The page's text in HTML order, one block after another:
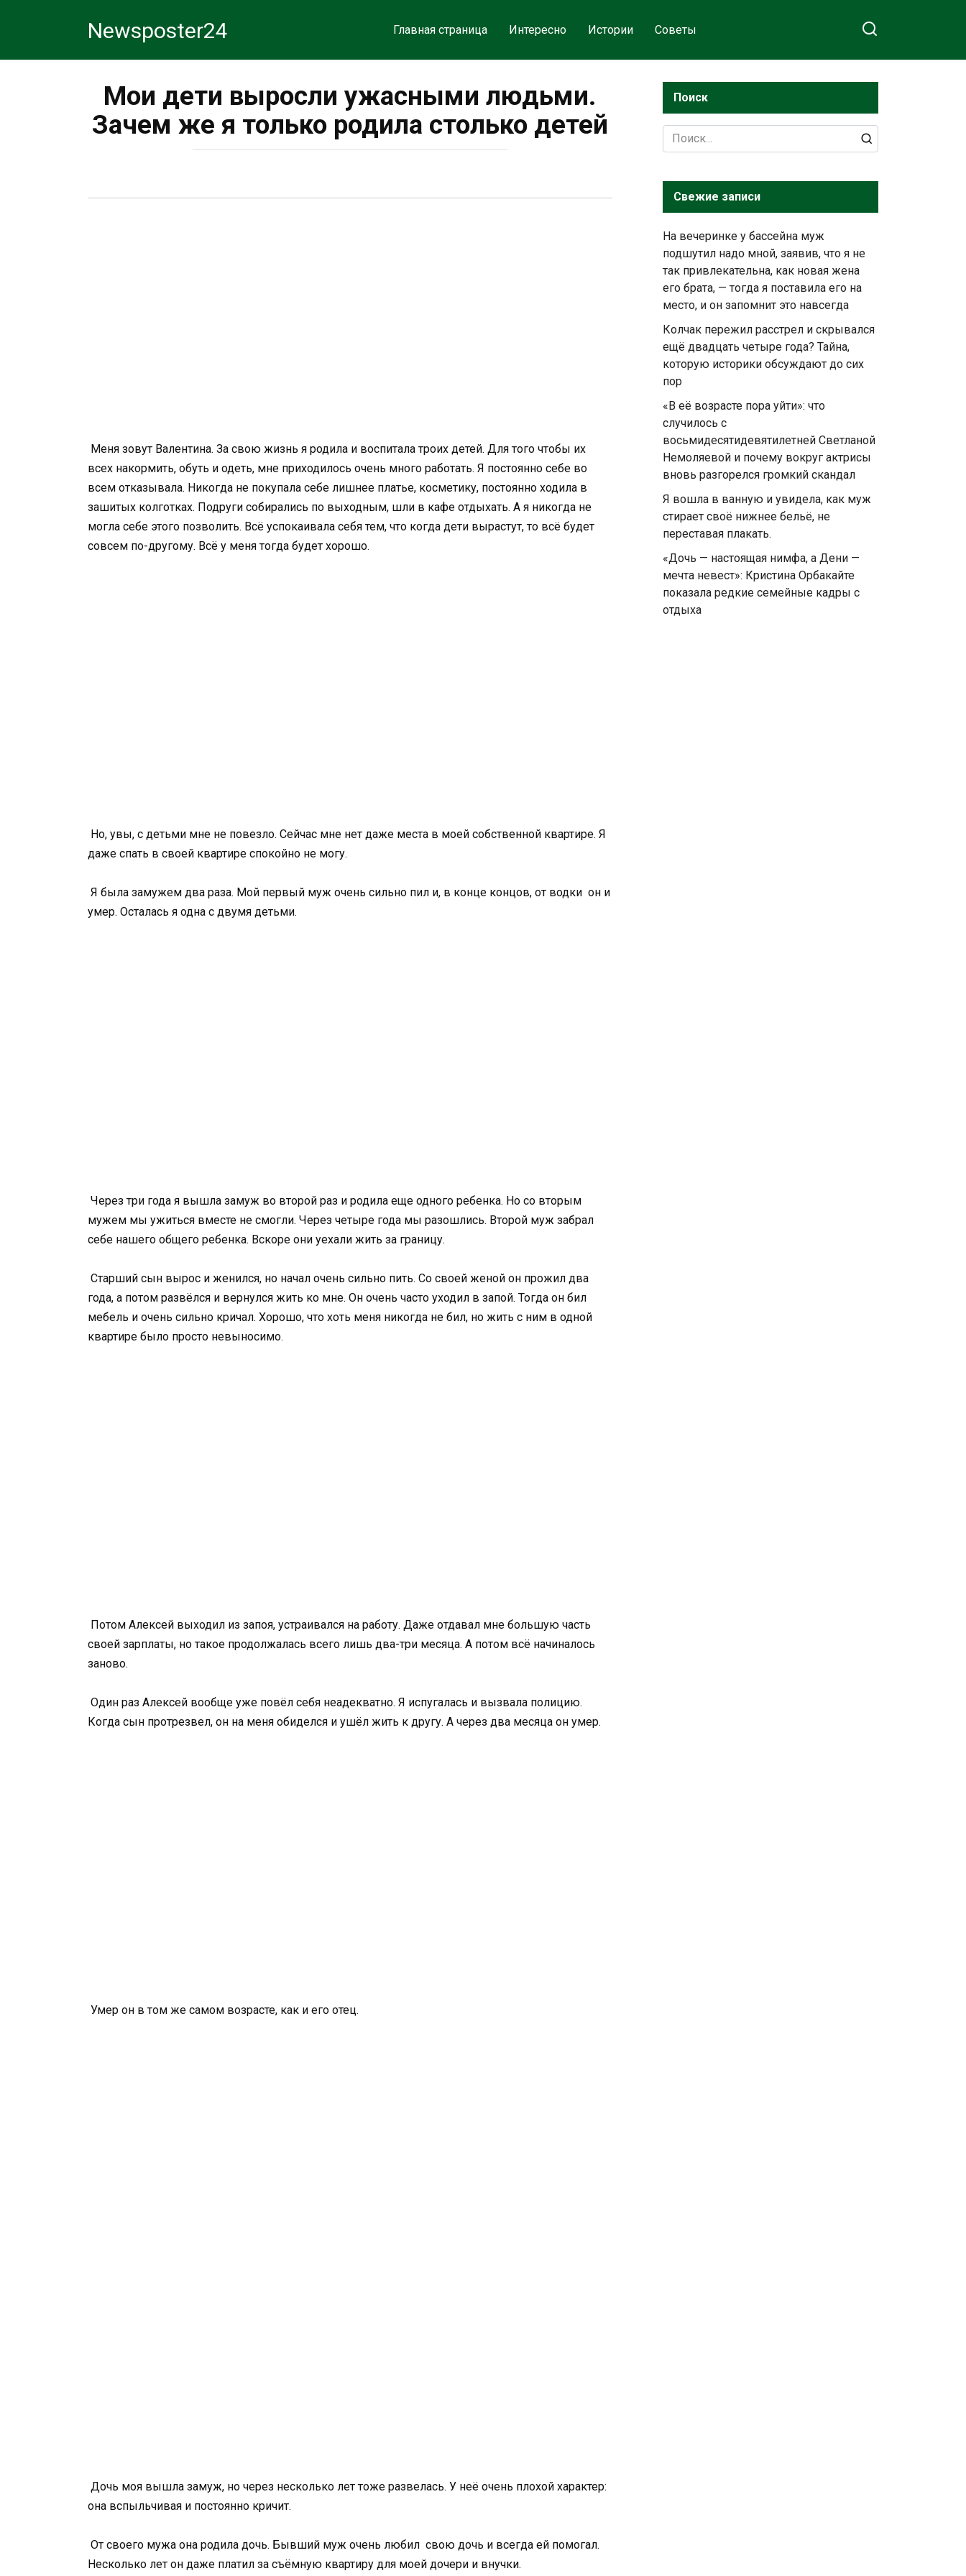
Newsposter24 Главная страница Интересно Истории Советы
Мои дети выросли ужасными людьми.
Зачем же я только родила столько детей
Меня зовут Валентина. За свою жизнь я родила и воспитала троих детей. Для того чтобы их
всех накормить, обуть и одеть, мне приходилось очень много работать. Я постоянно себе во
всем отказывала. Никогда не покупала себе лишнее платье, косметику, постоянно ходила в
зашитых колготках. Подруги собирались по выходным, шли в кафе отдыхать. А я никогда не
могла себе этого позволить. Всё успокаивала себя тем, что когда дети вырастут, то всё будет
совсем по-другому. Всё у меня тогда будет хорошо.
Но, увы, с детьми мне не повезло. Сейчас мне нет даже места в моей собственной квартире. Я
даже спать в своей квартире спокойно не могу.
Я была замужем два раза. Мой первый муж очень сильно пил и, в конце концов, от водки он и
умер. Осталась я одна с двумя детьми.
Через три года я вышла замуж во второй раз и родила еще одного ребенка. Но со вторым
мужем мы ужиться вместе не смогли. Через четыре года мы разошлись. Второй муж забрал
себе нашего общего ребенка. Вскоре они уехали жить за границу.
Старший сын вырос и женился, но начал очень сильно пить. Со своей женой он прожил два
года, а потом развёлся и вернулся жить ко мне. Он очень часто уходил в запой. Тогда он бил
мебель и очень сильно кричал. Хорошо, что хоть меня никогда не бил, но жить с ним в одной
квартире было просто невыносимо.
Потом Алексей выходил из запоя, устраивался на работу. Даже отдавал мне большую часть
своей зарплаты, но такое продолжалась всего лишь два-три месяца. А потом всё начиналось
заново.
Один раз Алексей вообще уже повёл себя неадекватно. Я испугалась и вызвала полицию.
Когда сын протрезвел, он на меня обиделся и ушёл жить к другу. А через два месяца он умер.
Умер он в том же самом возрасте, как и его отец.
Дочь моя вышла замуж, но через несколько лет тоже развелась. У неё очень плохой характер:
она вспыльчивая и постоянно кричит.
От своего мужа она родила дочь. Бывший муж очень любил свою дочь и всегда ей помогал.
Несколько лет он даже платил за съёмную квартиру для моей дочери и внучки.
Поиск
Search
for:
Свежие записи
На вечеринке у бассейна муж
подшутил надо мной, заявив, что я не
так привлекательна, как новая жена
его брата, — тогда я поставила его на
место, и он запомнит это навсегда
Колчак пережил расстрел и скрывался
ещё двадцать четыре года? Тайна,
которую историки обсуждают до сих
пор
«В её возрасте пора уйти»: что
случилось с
восьмидесятидевятилетней Светланой
Немоляевой и почему вокруг актрисы
вновь разгорелся громкий скандал
Я вошла в ванную и увидела, как муж
стирает своё нижнее бельё, не
переставая плакать.
«Дочь — настоящая нимфа, а Дени —
мечта невест»: Кристина Орбакайте
показала редкие семейные кадры с
отдыха